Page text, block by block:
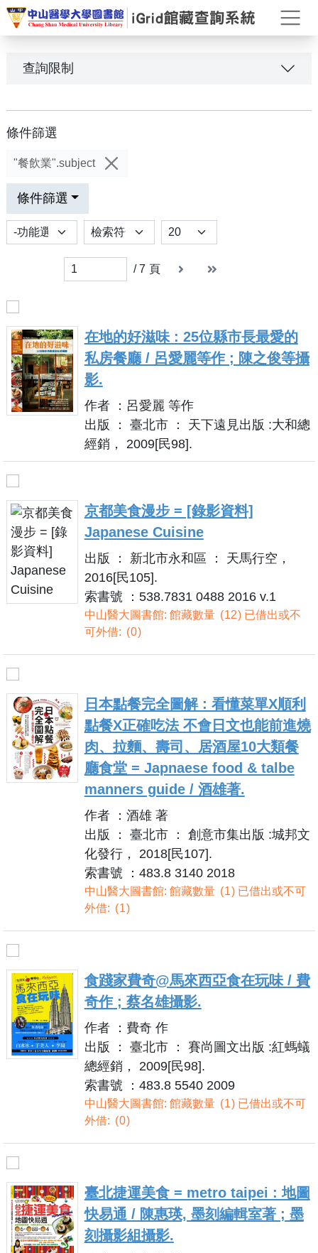
打
查詢限制
條件篩選
"餐飲業".subject
條件篩選
功能選項 排序 Results per page
/ 7 頁 下一頁 末頁
在地的好滋味 : 25位縣市長最愛的
私房餐廳 / 呂愛麗等作 ; 陳之俊等攝
影.
作者 ：呂愛麗 等作
出版 ： 臺北市 ： 天下遠見出版 :大和總
經銷， 2009[民98].
京都美食漫步 = [錄影資料]
Japanese Cuisine
出版 ： 新北市永和區 ： 天馬行空，
2016[民105].
索書號 ：538.7831 0488 2016 v.1
中山醫大圖書館: 館藏數量 12 已借出或不
可外借:
0
日本點餐完全圖解 : 看懂菜單X順利
點餐X正確吃法 不會日文也能前進燒
肉、拉麵、壽司、居酒屋10大類餐
廳食堂 = Japnaese food & talbe
manners guide / 酒雄著.
作者 ：酒雄 著
出版 ： 臺北市 ： 創意市集出版 :城邦文
化發行， 2018[民107].
索書號 ：483.8 3140 2018
中山醫大圖書館: 館藏數量 1 已借出或不可
外借:
1
食踐家費奇@馬來西亞食在玩味 / 費
奇作 ; 蔡名雄攝影.
作者 ：費奇 作
出版 ： 臺北市 ： 賽尚圖文出版 :紅螞蟻
總經銷， 2009[民98].
索書號 ：483.8 5540 2009
中山醫大圖書館: 館藏數量 1 已借出或不可
外借:
0
臺北捷運美食 = metro taipei : 地圖
快易通 / 陳惠瑛, 墨刻編輯室著 ; 墨
刻攝影組攝影.